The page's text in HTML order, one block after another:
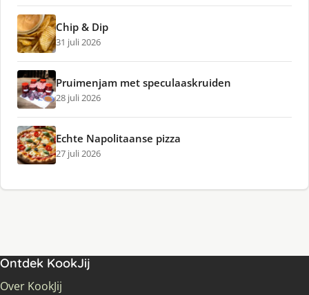
Chip & Dip
31 juli 2026
Pruimenjam met speculaaskruiden
28 juli 2026
Echte Napolitaanse pizza
27 juli 2026
Ontdek KookJij
Over KookJij